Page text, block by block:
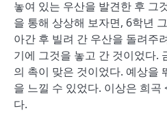
놓여 있는 우산을 발견한 후 그
을 통해 상상해 보자면, 6학년
아간 후 빌려 간 우산을 돌려주
기에 그것을 놓고 간 것이었다.
의 촉이 맞은 것이었다. 예상을
을 느낄 수 있었다. 이상은 희곡
다.